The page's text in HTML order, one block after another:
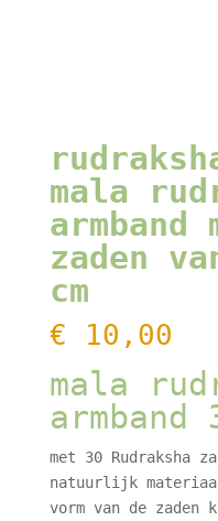
mala
armband
zaden
cm
€ 10,00
mala
armband
met 30 Rudraksha
natuurlijk
vorm van de zaden